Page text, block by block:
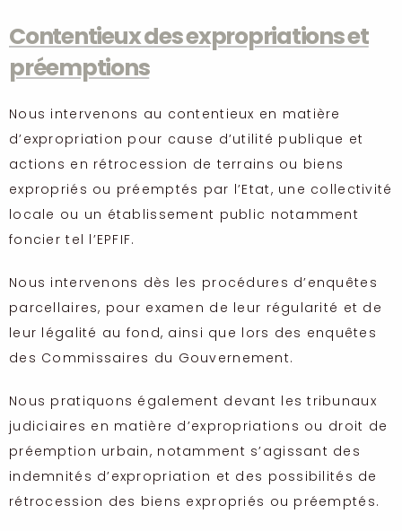
Contentieux des expropriations et
préemptions
Nous intervenons au contentieux en matière
d’expropriation pour cause d’utilité publique et
actions en rétrocession de terrains ou biens
expropriés ou préemptés par l’Etat, une collectivité
locale ou un établissement public notamment
foncier tel l’EPFIF.
Nous intervenons dès les procédures d’enquêtes
parcellaires, pour examen de leur régularité et de
leur légalité au fond, ainsi que lors des enquêtes
des Commissaires du Gouvernement.
Nous pratiquons également devant les tribunaux
judiciaires en matière d’expropriations ou droit de
préemption urbain, notamment s’agissant des
indemnités d’expropriation et des possibilités de
rétrocession des biens expropriés ou préemptés.